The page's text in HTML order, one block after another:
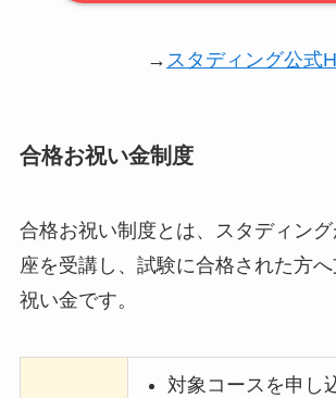
→ スタディング公式
合格お祝い金制度
合格お祝い制度とは、スタディン
座を受講し、試験に合格された方
祝い金です。
対象コースを申し